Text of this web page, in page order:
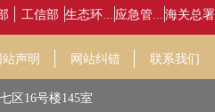
区16号楼145室
工信部 生态环境部 应急管理部 海关总署
站声明 网站纠错 联系我们